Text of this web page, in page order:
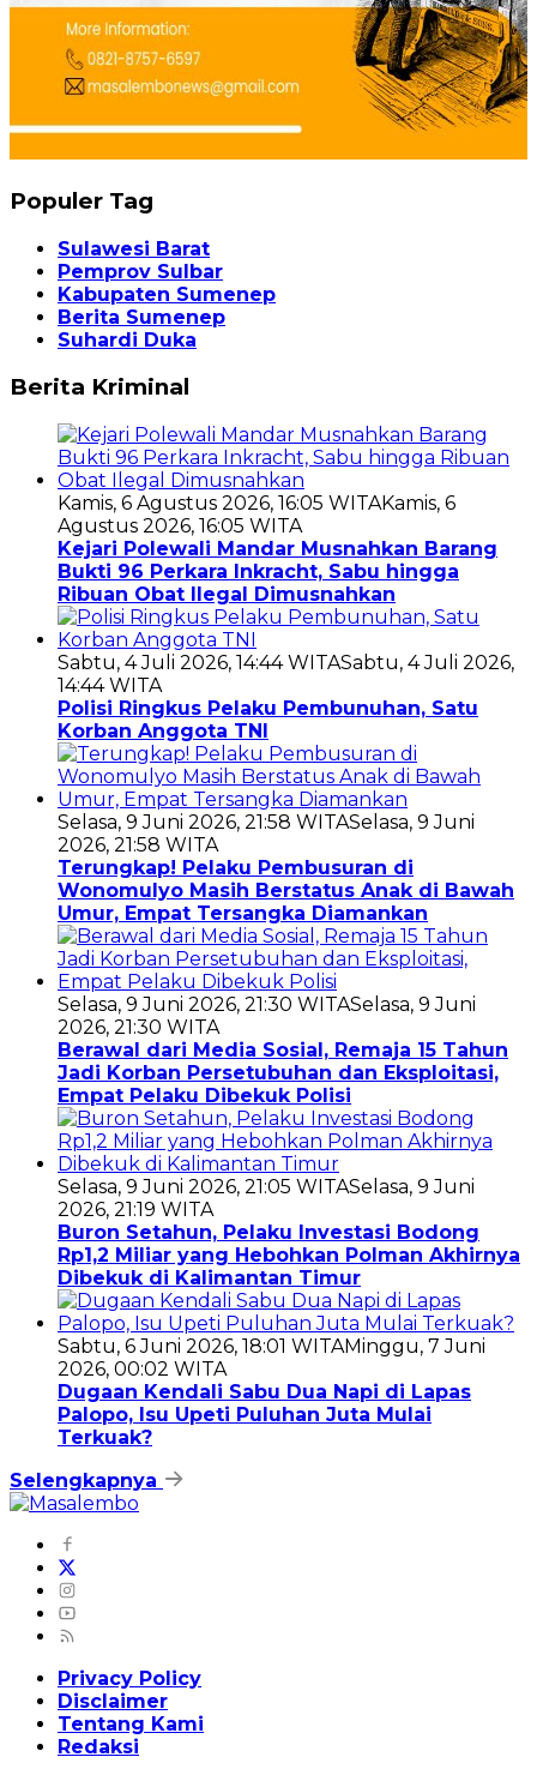
Populer Tag
Sulawesi Barat
Pemprov Sulbar
Kabupaten Sumenep
Berita Sumenep
Suhardi Duka
Berita Kriminal
Kamis, 6 Agustus 2026, 16:05 WITAKamis, 6
Agustus 2026, 16:05 WITA
Kejari Polewali Mandar Musnahkan Barang
Bukti 96 Perkara Inkracht, Sabu hingga
Ribuan Obat Ilegal Dimusnahkan
Sabtu, 4 Juli 2026, 14:44 WITASabtu, 4 Juli 2026,
14:44 WITA
Polisi Ringkus Pelaku Pembunuhan, Satu
Korban Anggota TNI
Selasa, 9 Juni 2026, 21:58 WITASelasa, 9 Juni
2026, 21:58 WITA
Terungkap! Pelaku Pembusuran di
Wonomulyo Masih Berstatus Anak di Bawah
Umur, Empat Tersangka Diamankan
Selasa, 9 Juni 2026, 21:30 WITASelasa, 9 Juni
2026, 21:30 WITA
Berawal dari Media Sosial, Remaja 15 Tahun
Jadi Korban Persetubuhan dan Eksploitasi,
Empat Pelaku Dibekuk Polisi
Selasa, 9 Juni 2026, 21:05 WITASelasa, 9 Juni
2026, 21:19 WITA
Buron Setahun, Pelaku Investasi Bodong
Rp1,2 Miliar yang Hebohkan Polman Akhirnya
Dibekuk di Kalimantan Timur
Sabtu, 6 Juni 2026, 18:01 WITAMinggu, 7 Juni
2026, 00:02 WITA
Dugaan Kendali Sabu Dua Napi di Lapas
Palopo, Isu Upeti Puluhan Juta Mulai
Terkuak?
Selengkapnya
Privacy Policy
Disclaimer
Tentang Kami
Redaksi